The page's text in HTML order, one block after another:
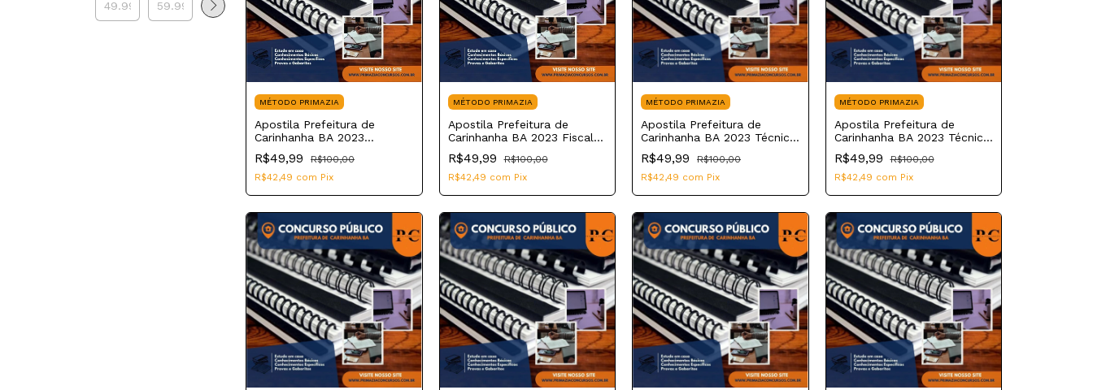
MÉTODO PRIMAZIA
Apostila Prefeitura de
Carinhanha BA 2023
Motorista
R$49,99
R$100,00
R$42,49 com Pix
MÉTODO PRIMAZIA
Apostila Prefeitura de
Carinhanha BA 2023 Fiscal
de Obras Municipal
R$49,99
R$100,00
R$42,49 com Pix
MÉTODO PRIMAZIA
Apostila Prefeitura de
Carinhanha BA 2023 Técnico
em Radiologia
R$49,99
R$100,00
R$42,49 com Pix
MÉTODO PRIMAZIA
Apostila Prefeitura de
Carinhanha BA 2023 Técnico
de Enfermagem/Vacinador
R$49,99
R$100,00
R$42,49 com Pix